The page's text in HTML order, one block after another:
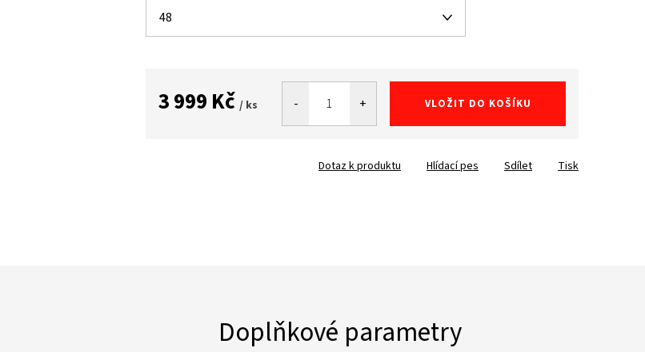
3 999 Kč / ks VLOŽIT DO KOŠÍKU
Tisk
Dotaz k produktu Hlídací pes Sdílet
Doplňkové parametry